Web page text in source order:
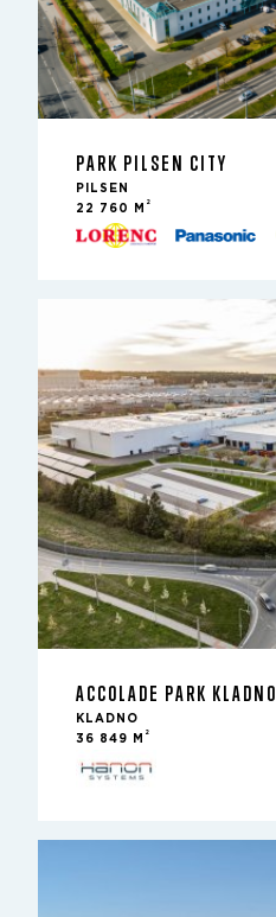
PARK PILSEN CITY
PILSEN
22 760 M
2
ACCOLADE PARK KLADNO
KLADNO
36 849 M
2